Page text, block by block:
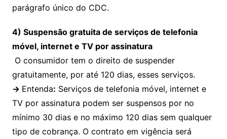
parágrafo único do CDC.
4) Suspensão gratuita de serviços de telefonia
móvel, internet e TV por assinatura
O consumidor tem o direito de suspender
gratuitamente, por até 120 dias, esses serviços.
→ Entenda: Serviços de telefonia móvel, internet e
TV por assinatura podem ser suspensos por no
mínimo 30 dias e no máximo 120 dias sem qualquer
tipo de cobrança. O contrato em vigência será